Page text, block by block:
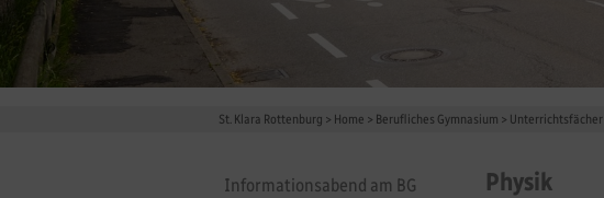
St. Klara Rottenburg > Home > Berufliches Gymnasium > Unterrichtsfächer
Informationsabend am BG Physik